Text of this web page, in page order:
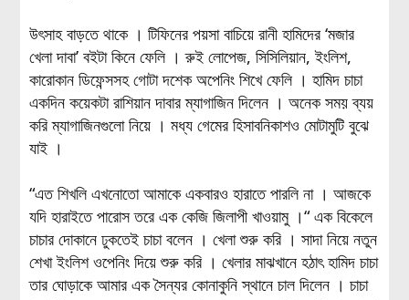
উৎসাহ বাড়তে থাকে । টিফিনের পয়সা বাচিয়ে রানী হামিদের ‘মজার
খেলা দাবা’ বইটা কিনে ফেলি । রুই লোপেজ, সিসিলিয়ান, ইংলিশ,
কারোকান ডিফেন্সসহ গোটা দশেক অপেনিং শিখে ফেলি । হামিদ চাচা
একদিন কয়েকটা রাশিয়ান দাবার ম্যাগাজিন দিলেন । অনেক সময় ব্যয়
করি ম্যাগাজিনগুলো নিয়ে । মধ্য গেমের হিসাবনিকাশও মোটামুটি বুঝে
যাই ।
“এত শিখলি এখনোতো আমাকে একবারও হারাতে পারলি না । আজকে
যদি হারাইতে পারোস তরে এক কেজি জিলাপী খাওয়ামু ।“ এক বিকেলে
চাচার দোকানে ঢুকতেই চাচা বলেন । খেলা শুরু করি । সাদা নিয়ে নতুন
শেখা ইংলিশ ওপেনিং দিয়ে শুরু করি । খেলার মাঝখানে হঠাৎ হামিদ চাচা
তার ঘোড়াকে আমার এক সৈন্যর কোনাকুনি স্থানে চাল দিলেন । চাচা